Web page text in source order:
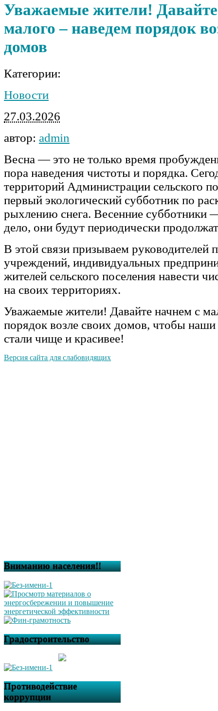
Уважаемые жители!
малого – наведем порядок
домов
Категории:
Новости
27.03.2026
автор: admin
Весна — это не только время
пора наведения чистоты и порядка.
территорий Администрации сельского
первый экологический субботник по
рыхлению снега. Весенние субботники
дело, они будут периодически
В этой связи призываем руководителей
учреждений, индивидуальных
жителей сельского поселения навести
на своих территориях.
Уважаемые жители! Давайте начнем с
порядок возле своих домов, чтобы наши
стали чище и красивее!
Версия сайта для слабовидящих
Вниманию населения!!
Градостроительство
Противодействие
коррупции